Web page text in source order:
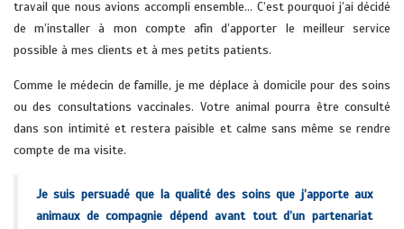
travail que nous avions accompli ensemble… C’est pourquoi j’ai décidé
de m’installer à mon compte afin d’apporter le meilleur service
possible à mes clients et à mes petits patients.
Comme le médecin de famille, je me déplace à domicile pour des soins
ou des consultations vaccinales. Votre animal pourra être consulté
dans son intimité et restera paisible et calme sans même se rendre
compte de ma visite.
Je suis persuadé que la qualité des soins que j’apporte aux
animaux de compagnie dépend avant tout d’un partenariat